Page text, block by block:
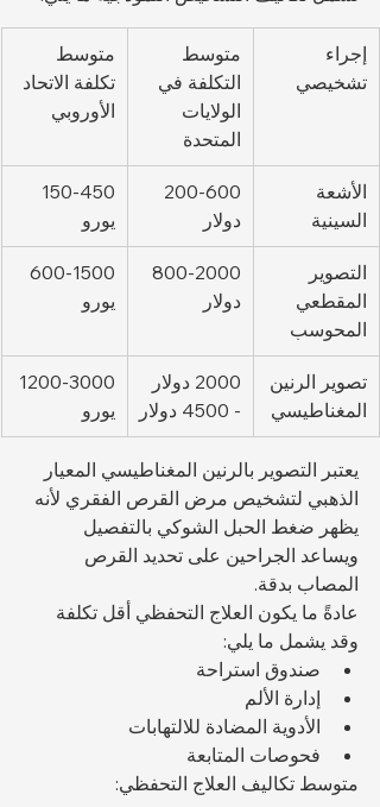
إجراء
تشخيصي
متوسط
التكلفة في
الولايات
المتحدة
متوسط
تكلفة الاتحاد
الأوروبي
الأشعة
السينية
دولار
يورو
التصوير
المقطعي
المحوسب
دولار
يورو
تصوير الرنين
المغناطيسي
2000 دولار
- 4500 دولار
يورو
يعتبر التصوير بالرنين المغناطيسي المعيار
الذهبي لتشخيص مرض القرص الفقري لأنه
يظهر ضغط الحبل الشوكي بالتفصيل
ويساعد الجراحين على تحديد القرص
المصاب بدقة.
عادةً ما يكون العلاج التحفظي أقل تكلفة
وقد يشمل ما يلي:
صندوق استراحة
إدارة الألم
الأدوية المضادة للالتهابات
فحوصات المتابعة
متوسط تكاليف العلاج التحفظي: